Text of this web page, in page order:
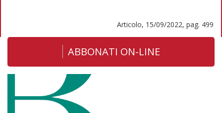
Articolo, 15/09/2022, pag. 499
ABBONATI ON-LINE